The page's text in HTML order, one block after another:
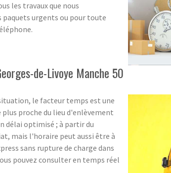
les travaux que nous
paquets urgents ou pour toute
de-Livoye Manche 50
le facteur temps est une
plus proche du lieu d'enlèvement
délai optimisé ; à partir du
mais l'horaire peut aussi être à
sans rupture de charge dans
pouvez consulter en temps réel